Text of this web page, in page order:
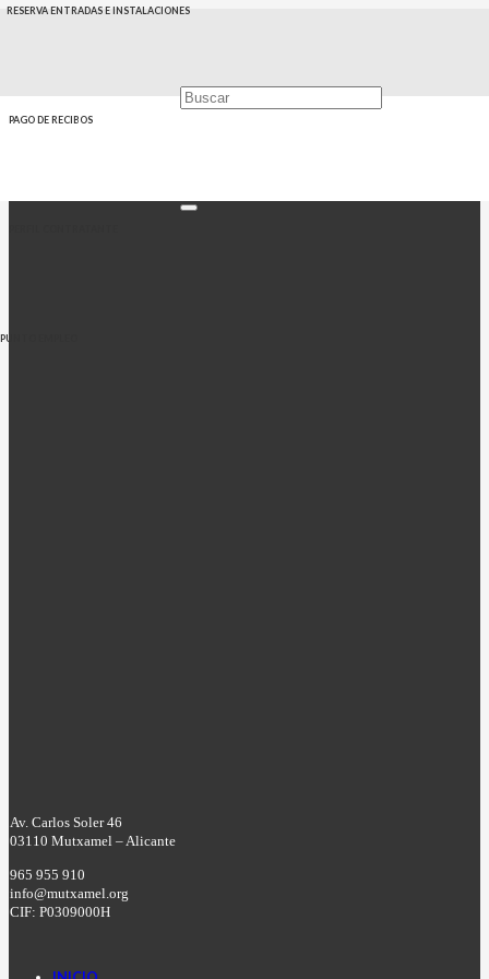
RESERVA ENTRADAS E INSTALACIONES
PAGO DE RECIBOS
PUNTO EMPLEO
Av. Carlos Soler 46
03110 Mutxamel – Alicante
965 955 910
info@mutxamel.org
CIF: P0309000H